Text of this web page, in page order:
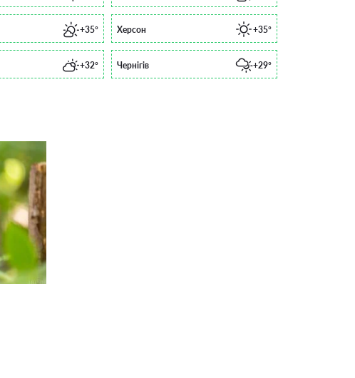
+35° Херсон +35°
+32° Чернігів +29°